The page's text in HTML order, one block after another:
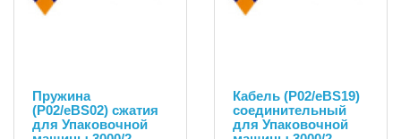
Пружина
(P02/eBS02) сжатия
для Упаковочной
Кабель (P02/eBS19)
соединительный
для Упаковочной